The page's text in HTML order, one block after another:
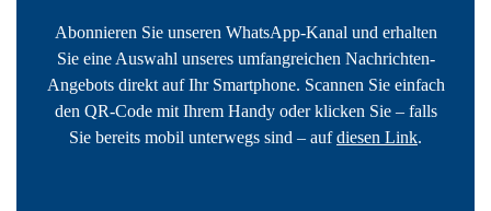
Abonnieren Sie unseren WhatsApp-Kanal und erhalten
Sie eine Auswahl unseres umfangreichen Nachrichten-
Angebots direkt auf Ihr Smartphone. Scannen Sie einfach
den QR-Code mit Ihrem Handy oder klicken Sie – falls
Sie bereits mobil unterwegs sind – aufdiesen Link.